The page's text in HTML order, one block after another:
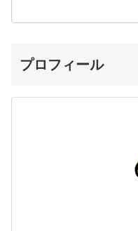
プロフィール